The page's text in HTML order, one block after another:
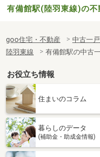
有備館駅(陸羽東線)の不
goo住宅・不動産 中古一
陸羽東線
有備館駅の中古
お役立ち情報
住まいのコラム
暮らしのデータ
(補助金・助成金情報)